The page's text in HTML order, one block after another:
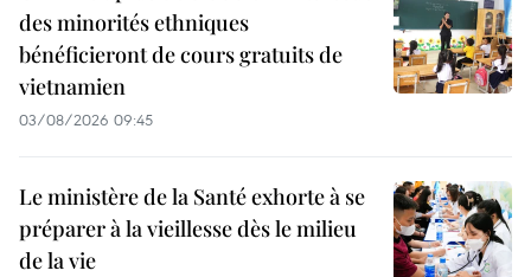
des minorités ethniques
bénéficieront de cours gratuits de
vietnamien
03/08/2026 09:45
Le ministère de la Santé exhorte à se
préparer à la vieillesse dès le milieu
de la vie